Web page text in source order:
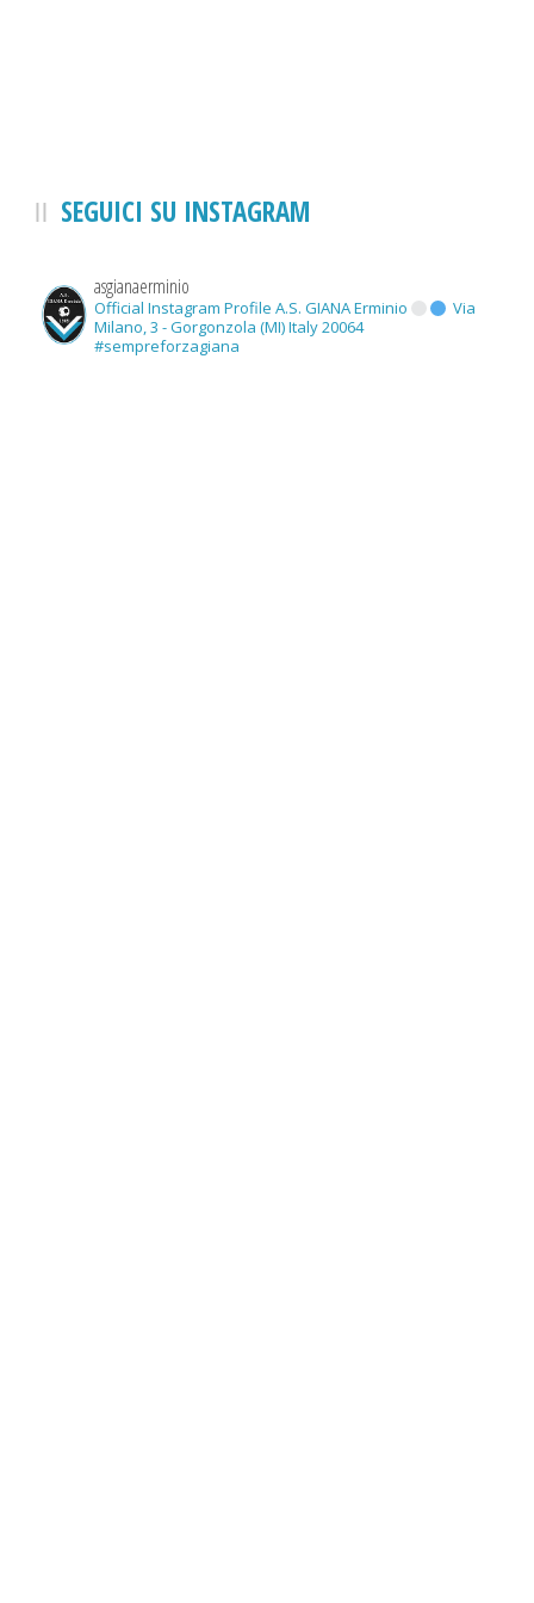
SEGUICI SU INSTAGRAM
asgianaerminio
Official Instagram Profile A.S. GIANA Erminio
Via
Milano, 3 - Gorgonzola (MI) Italy 20064
#sempreforzagiana